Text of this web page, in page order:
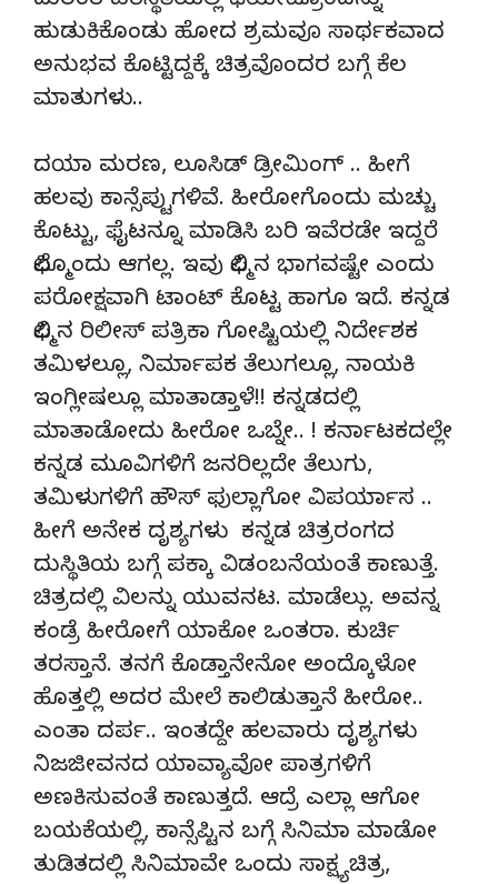
ಹುಡುಕಿಕೊಂಡು ಹೋದ ಶ್ರಮವೂ ಸಾರ್ಥಕವಾದ
ಅನುಭವ ಕೊಟ್ಟಿದ್ದಕ್ಕೆ ಚಿತ್ರವೊಂದರ ಬಗ್ಗೆ ಕೆಲ
ಮಾತುಗಳು..
ದಯಾ ಮರಣ, ಲೂಸಿಡ್ ಡ್ರೀಮಿಂಗ್ .. ಹೀಗೆ
ಹಲವು ಕಾನ್ಸೆಪ್ಟುಗಳಿವೆ. ಹೀರೋಗೊಂದು ಮಚ್ಚು
ಕೊಟ್ಟು, ಫೈಟನ್ನೂ ಮಾಡಿಸಿ ಬರಿ ಇವೆರಡೇ ಇದ್ದರೆ
ಫಿಲ್ಮೊಂದು ಆಗಲ್ಲ. ಇವು ಫಿಲ್ಮಿನ ಭಾಗವಷ್ಟೇ ಎಂದು
ಪರೋಕ್ಷವಾಗಿ ಟಾಂಟ್ ಕೊಟ್ಟ ಹಾಗೂ ಇದೆ. ಕನ್ನಡ
ಫಿಲ್ಮಿನ ರಿಲೀಸ್ ಪತ್ರಿಕಾ ಗೋಷ್ಟಿಯಲ್ಲಿ ನಿರ್ದೇಶಕ
ತಮಿಳಲ್ಲೂ, ನಿರ್ಮಾಪಕ ತೆಲುಗಲ್ಲೂ, ನಾಯಕಿ
ಇಂಗ್ಲೀಷಲ್ಲೂ ಮಾತಾಡ್ತಾಳೆ!! ಕನ್ನಡದಲ್ಲಿ
ಮಾತಾಡೋದು ಹೀರೋ ಒಬ್ನೇ.. ! ಕರ್ನಾಟಕದಲ್ಲೇ
ಕನ್ನಡ ಮೂವಿಗಳಿಗೆ ಜನರಿಲ್ಲದೇ ತೆಲುಗು,
ತಮಿಳುಗಳಿಗೆ ಹೌಸ್ ಫುಲ್ಲಾಗೋ ವಿಪರ್ಯಾಸ ..
ಹೀಗೆ ಅನೇಕ ದೃಶ್ಯಗಳು ಕನ್ನಡ ಚಿತ್ರರಂಗದ
ದುಸ್ಥಿತಿಯ ಬಗ್ಗೆ ಪಕ್ಕಾ ವಿಡಂಬನೆಯಂತೆ ಕಾಣುತ್ತೆ.
ಚಿತ್ರದಲ್ಲಿ ವಿಲನ್ನು ಯುವನಟ. ಮಾಡೆಲ್ಲು. ಅವನ್ನ
ಕಂಡ್ರೆ ಹೀರೋಗೆ ಯಾಕೋ ಒಂತರಾ. ಕುರ್ಚಿ
ತರಸ್ತಾನೆ. ತನಗೆ ಕೊಡ್ತಾನೇನೋ ಅಂದ್ಕೊಳೋ
ಹೊತ್ತಲ್ಲಿ ಅದರ ಮೇಲೆ ಕಾಲಿಡುತ್ತಾನೆ ಹೀರೋ..
ಎಂತಾ ದರ್ಪ.. ಇಂತದ್ದೇ ಹಲವಾರು ದೃಶ್ಯಗಳು
ನಿಜಜೀವನದ ಯಾವ್ಯಾವೋ ಪಾತ್ರಗಳಿಗೆ
ಅಣಕಿಸುವಂತೆ ಕಾಣುತ್ತದೆ. ಆದ್ರೆ ಎಲ್ಲಾ ಆಗೋ
ಬಯಕೆಯಲ್ಲಿ, ಕಾನ್ಸೆಪ್ಟಿನ ಬಗ್ಗೆ ಸಿನಿಮಾ ಮಾಡೋ
ತುಡಿತದಲ್ಲಿ ಸಿನಿಮಾವೇ ಒಂದು ಸಾಕ್ಷ್ಯಚಿತ್ರ,